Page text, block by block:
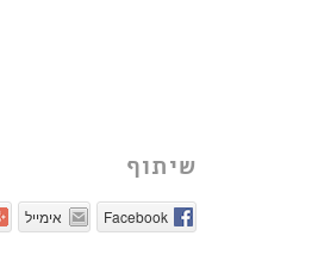
שיתוף
Facebook אימייל